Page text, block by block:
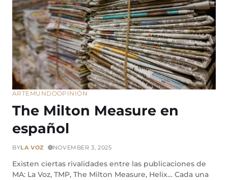
ARTEMUNDOOPINIÓN
The Milton Measure en
español
BYLA VOZ NOVEMBER 3, 2025
Existen ciertas rivalidades entre las publicaciones de
MA: La Voz, TMP, The Milton Measure, Helix… Cada una